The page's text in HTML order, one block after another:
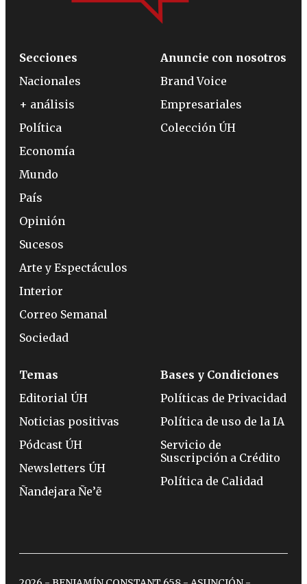
Secciones
Nacionales
+ análisis
Política
Economía
Mundo
País
Opinión
Sucesos
Arte y Espectáculos
Interior
Correo Semanal
Sociedad
Anuncie con nosotros
Brand Voice
Empresariales
Colección ÚH
Temas
Editorial ÚH
Noticias positivas
Pódcast ÚH
Newsletters ÚH
Ñandejara Ñe’ẽ
Bases y Condiciones
Políticas de Privacidad
Política de uso de la IA
Servicio de
Suscripción a Crédito
Política de Calidad